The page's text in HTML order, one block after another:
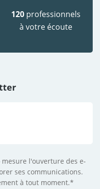
120 professionnels
à votre écoute
l'ouverture des e-
ses communications.
à tout moment.*